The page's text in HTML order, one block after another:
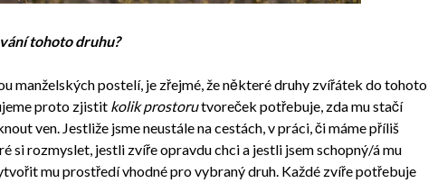
tohoto druhu?
manželských postelí, je zřejmé, že některé druhy zvířátek do tohoto
proto zjistit kolik prostorutvoreček potřebuje, zda mu stačí
ven. Jestliže jsme neustále na cestách, v práci, či máme příliš
si rozmyslet, jestli zvíře opravdu chci a jestli jsem schopný/á mu
mu prostředí vhodné pro vybraný druh. Každé zvíře potřebuje